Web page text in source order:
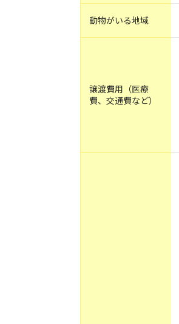
動物がいる地域
譲渡費用（医療
費、交通費など）